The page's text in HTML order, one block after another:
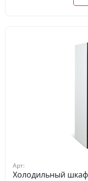
Арт:
Холодильный шкаф